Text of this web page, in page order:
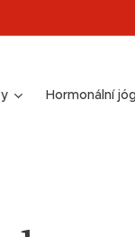
Hormonální